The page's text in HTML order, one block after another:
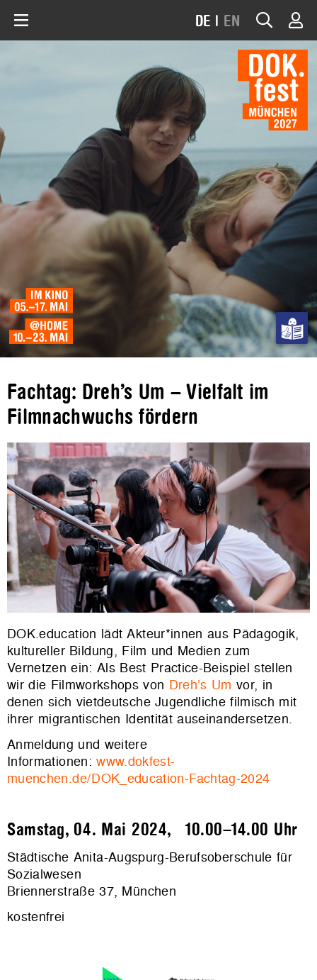
DE | EN
Fachtag: Dreh’s Um – Vielfalt im
Filmnachwuchs fördern
DOK.education lädt Akteur*innen aus Pädagogik,
kultureller Bildung, Film und Medien zum
Vernetzen ein: Als Best Practice-Beispiel stellen
wir die Filmworkshops von Dreh’s Um vor, in
denen sich vietdeutsche Jugendliche filmisch mit
ihrer migrantischen Identität auseinandersetzen.
Anmeldung und weitere
Informationen:www.dokfest-
muenchen.de/DOK_education-Fachtag-2024
Samstag, 04. Mai 2024, 10.00–14.00 Uhr
Städtische Anita-Augspurg-Berufsoberschule für
Sozialwesen
Briennerstraße 37, München
kostenfrei